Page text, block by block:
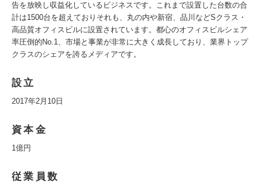
告を放映し収益化しているビジネスです。これまで設置した台数の合
計は1500台を超えておりそれも、丸の内や新宿、品川などSクラス・
高品質オフィスビルに設置されています。都心のオフィスビルシェア
率圧倒的No.1、市場と事業が非常に大きく成長しており、業界トップ
クラスのシェアを誇るメディアです。
設立
2017年2月10日
資本金
1億円
従業員数